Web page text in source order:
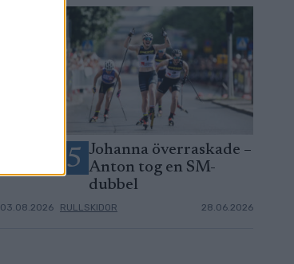
03.08.2026
5 Johanna överraskade –
Anton tog en SM-
dubbel
RULLSKIDOR 28.06.2026